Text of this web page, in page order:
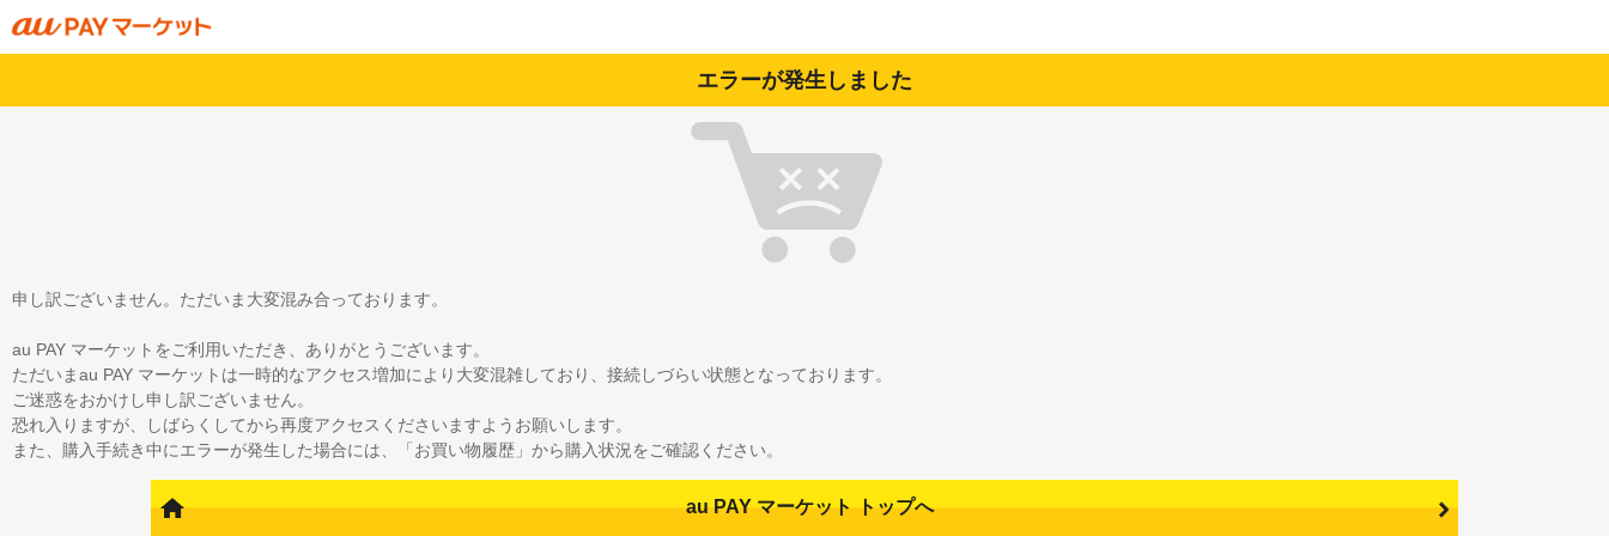
エラーが発生しました
申し訳ございません。ただいま大変混み合っております。
au PAY マーケットをご利用いただき、ありがとうございます。
ただいまau PAY マーケットは一時的なアクセス増加により大変混雑しており、接続しづらい状態となっております。
ご迷惑をおかけし申し訳ございません。
恐れ入りますが、しばらくしてから再度アクセスくださいますようお願いします。
また、購入手続き中にエラーが発生した場合には、「お買い物履歴」から購入状況をご確認ください。
au PAY マーケット トップへ